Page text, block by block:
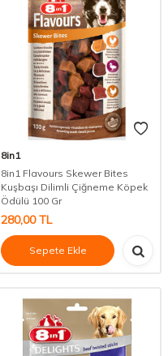
8in1
8in1 Flavours Skewer Bites
Kuşbaşı Dilimli Çiğneme Köpek
Ödülü 100 Gr
280,00TL
Sepete Ekle